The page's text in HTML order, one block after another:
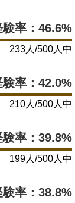
験率：46.6%
233人/500人中
験率：42.0%
210人/500人中
験率：39.8%
199人/500人中
験率：38.8%